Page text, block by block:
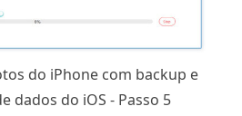
do iPhone com backup e
dados do iOS - Passo 5